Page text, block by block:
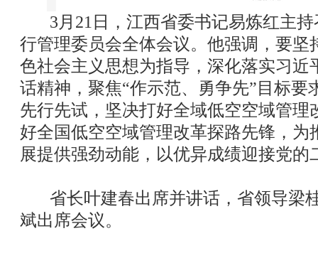
3月21日，江西省委书记易炼红主持
行管理委员会全体会议。他强调，要坚
色社会主义思想为指导，深化落实习近
话精神，聚焦“作示范、勇争先”目标要
先行先试，坚决打好全域低空空域管理
好全国低空空域管理改革探路先锋，为
展提供强劲动能，以优异成绩迎接党的
省长叶建春出席并讲话，省领导梁
斌出席会议。